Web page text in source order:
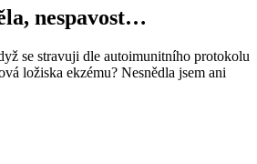
nespavost…
se stravuji dle autoimunitního protokolu
ložiska ekzému? Nesnědla jsem ani